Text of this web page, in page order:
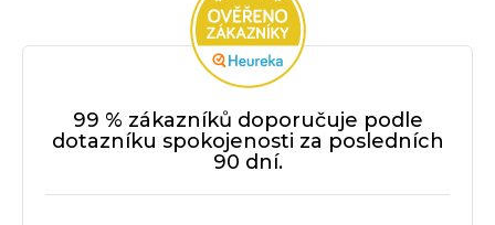
99 % zákazníků doporučuje podle
dotazníku spokojenosti za posledních
90 dní.